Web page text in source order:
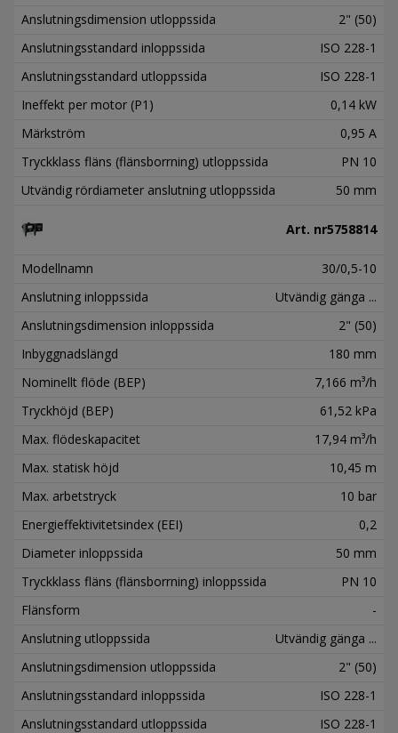
Anslutningsdimension utloppssida
2" (50)
Anslutningsstandard inloppssida
ISO 228-1
Anslutningsstandard utloppssida
ISO 228-1
Ineffekt per motor (P1)
0,14 kW
Märkström
0,95 A
Tryckklass fläns (flänsborrning) utloppssida
PN 10
Utvändig rördiameter anslutning utloppssida
50 mm
Art. nr5758814
Modellnamn
30/0,5-10
Anslutning inloppssida
Utvändig gänga ...
Anslutningsdimension inloppssida
2" (50)
Inbyggnadslängd
180 mm
Nominellt flöde (BEP)
7,166 m³/h
Tryckhöjd (BEP)
61,52 kPa
Max. flödeskapacitet
17,94 m³/h
Max. statisk höjd
10,45 m
Max. arbetstryck
10 bar
Energieffektivitetsindex (EEI)
0,2
Diameter inloppssida
50 mm
Tryckklass fläns (flänsborrning) inloppssida
PN 10
Flänsform
-
Anslutning utloppssida
Utvändig gänga ...
Anslutningsdimension utloppssida
2" (50)
Anslutningsstandard inloppssida
ISO 228-1
Anslutningsstandard utloppssida
ISO 228-1